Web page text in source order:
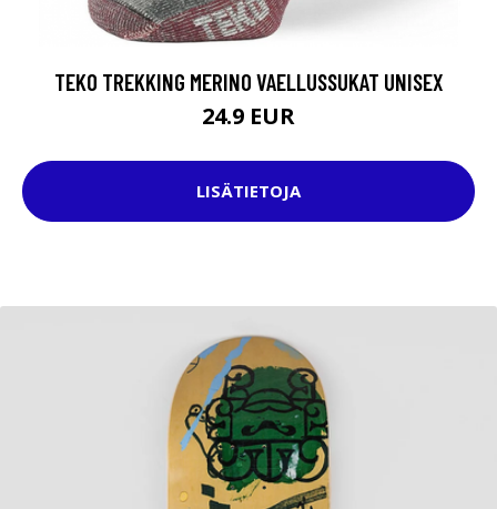
TEKO TREKKING MERINO VAELLUSSUKAT UNISEX
24.9 EUR
LISÄTIETOJA